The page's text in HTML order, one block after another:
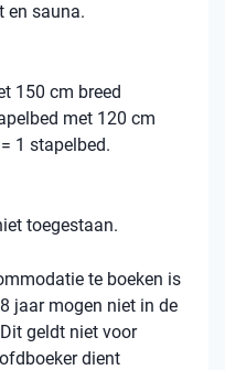
en sauna.
150 cm breed
met 120 cm
1 stapelbed.
toegestaan.
te boeken is
jaar mogen niet in de
geldt niet voor
dient